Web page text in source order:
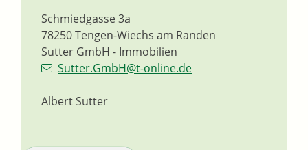
Sutter GmbH - Immobilien
Schmiedgasse 3a
78250Tengen-Wiechs am Randen
Sutter.GmbH@t-online.de
Albert Sutter